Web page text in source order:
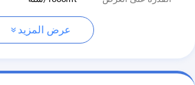
عرض المزيد